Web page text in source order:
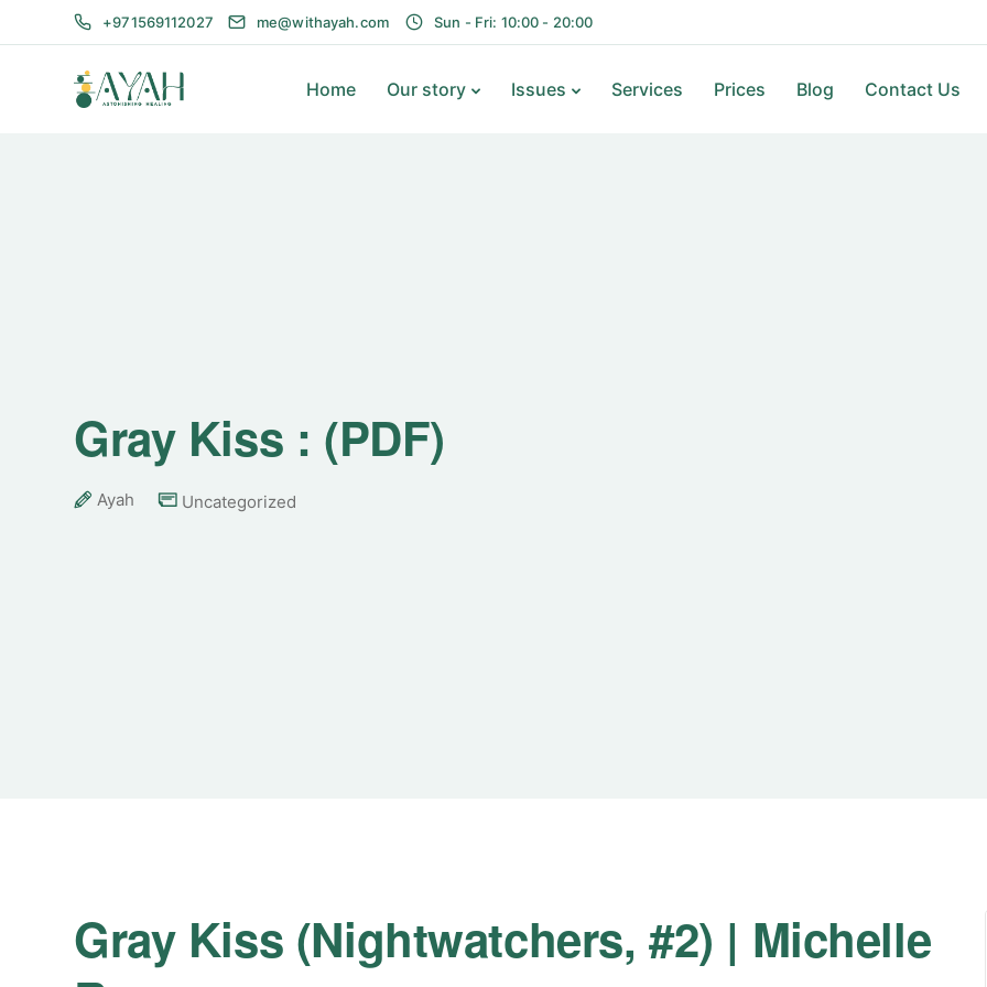
+971569112027 me@withayah.com Sun - Fri: 10:00 - 20:00
Home Our story Issues Services Prices Blog Contact Us
Gray Kiss : (PDF)
Ayah Uncategorized
Gray Kiss (Nightwatchers, #2) | Michelle